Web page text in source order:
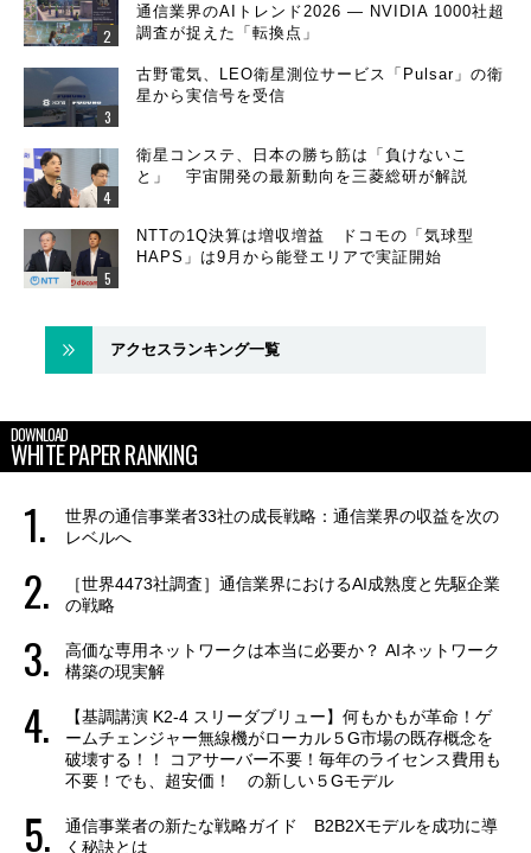
通信業界のAIトレンド2026 ― NVIDIA 1000社超
調査が捉えた「転換点」
古野電気、LEO衛星測位サービス「Pulsar」の衛
星から実信号を受信
衛星コンステ、日本の勝ち筋は「負けないこ
と」 宇宙開発の最新動向を三菱総研が解説
NTTの1Q決算は増収増益 ドコモの「気球型
HAPS」は9月から能登エリアで実証開始
アクセスランキング一覧
DOWNLOAD
WHITE PAPER RANKING
世界の通信事業者33社の成長戦略：通信業界の収益を次の
レベルへ
［世界4473社調査］通信業界におけるAI成熟度と先駆企業
の戦略
高価な専用ネットワークは本当に必要か？ AIネットワーク
構築の現実解
【基調講演 K2-4 スリーダブリュー】何もかもが革命！ゲ
ームチェンジャー無線機がローカル５G市場の既存概念を
破壊する！！ コアサーバー不要！毎年のライセンス費用も
不要！でも、超安価！ の新しい５Gモデル
通信事業者の新たな戦略ガイド B2B2Xモデルを成功に導
く秘訣とは